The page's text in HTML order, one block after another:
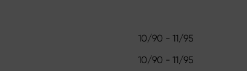
10/90 - 11/95
10/90 - 11/95